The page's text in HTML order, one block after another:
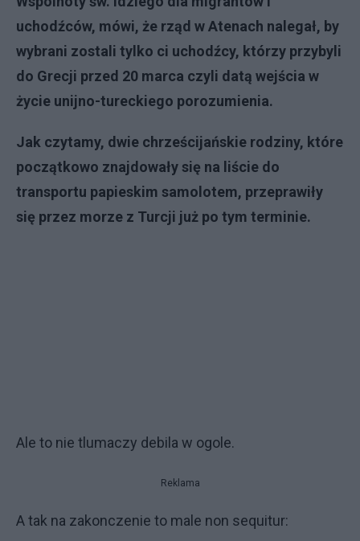
uchodźców, mówi, że rząd w Atenach nalegał, by
wybrani zostali tylko ci uchodźcy, którzy przybyli
do Grecji przed 20 marca czyli datą wejścia w
życie unijno-tureckiego porozumienia.
Jak czytamy, dwie chrześcijańskie rodziny, które
początkowo znajdowały się na liście do
transportu papieskim samolotem, przeprawiły
się przez morze z Turcji już po tym terminie.
Ale to nie tlumaczy debila w ogole.
Reklama
A tak na zakonczenie to male non sequitur: